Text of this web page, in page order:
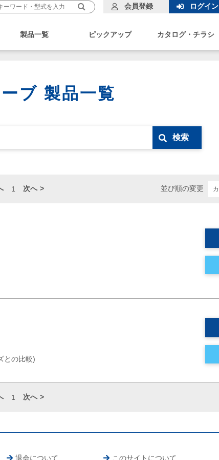
製品一覧 ピックアップ カタログ・チラシ
会員登録 ログイン
ブ 製品一覧
検索
1 次へ 並び順の変更
との比較)
1 次へ
退会について このサイトについて